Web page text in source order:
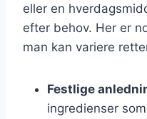
eller en
efter behov. Her er
man kan variere
Festlige
ingredienser